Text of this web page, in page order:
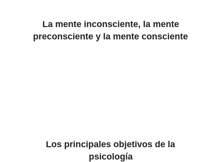
La mente inconsciente, la mente
preconsciente y la mente consciente
Los principales objetivos de la
psicología